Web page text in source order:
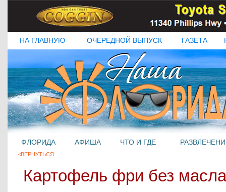
НА ГЛАВНУЮ ОЧЕРЕДНОЙ ВЫПУСК ГАЗЕТА
ФЛОРИДА АФИША ЧТО И ГДЕ
<ВЕРНУТЬСЯ
Картофель фри без масла